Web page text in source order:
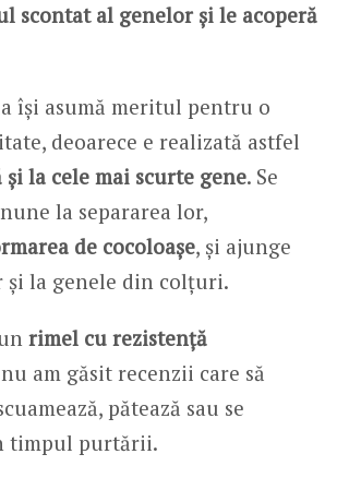
scontat al genelor și le acoperă
își asumă meritul pentru o
deoarece e realizată astfel
și la cele mai scurte gene. Se
la separarea lor,
de cocoloașe, și ajunge
la genele din colțuri.
rimel cu rezistență
am găsit recenzii care să
pătează sau se
timpul purtării.